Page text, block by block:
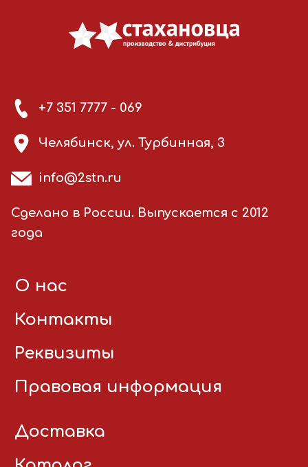
+7 351 7777 - 069
Челябинск, ул. Турбинная, 3
info@2stn.ru
Сделано в России. Выпускается с 2012
года
О нас
Контакты
Реквизиты
Правовая информация
Доставка